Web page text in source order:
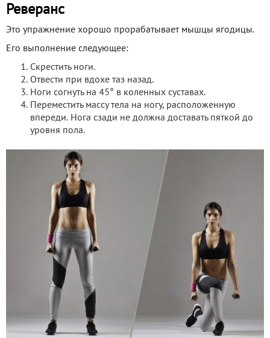
Реверанс
Это упражнение хорошо прорабатывает мышцы ягодицы.
Его выполнение следующее:
Скрестить ноги.
Отвести при вдохе таз назад.
Ноги согнуть на 45° в коленных суставах.
Переместить массу тела на ногу, расположенную
впереди. Нога сзади не должна доставать пяткой до
уровня пола.